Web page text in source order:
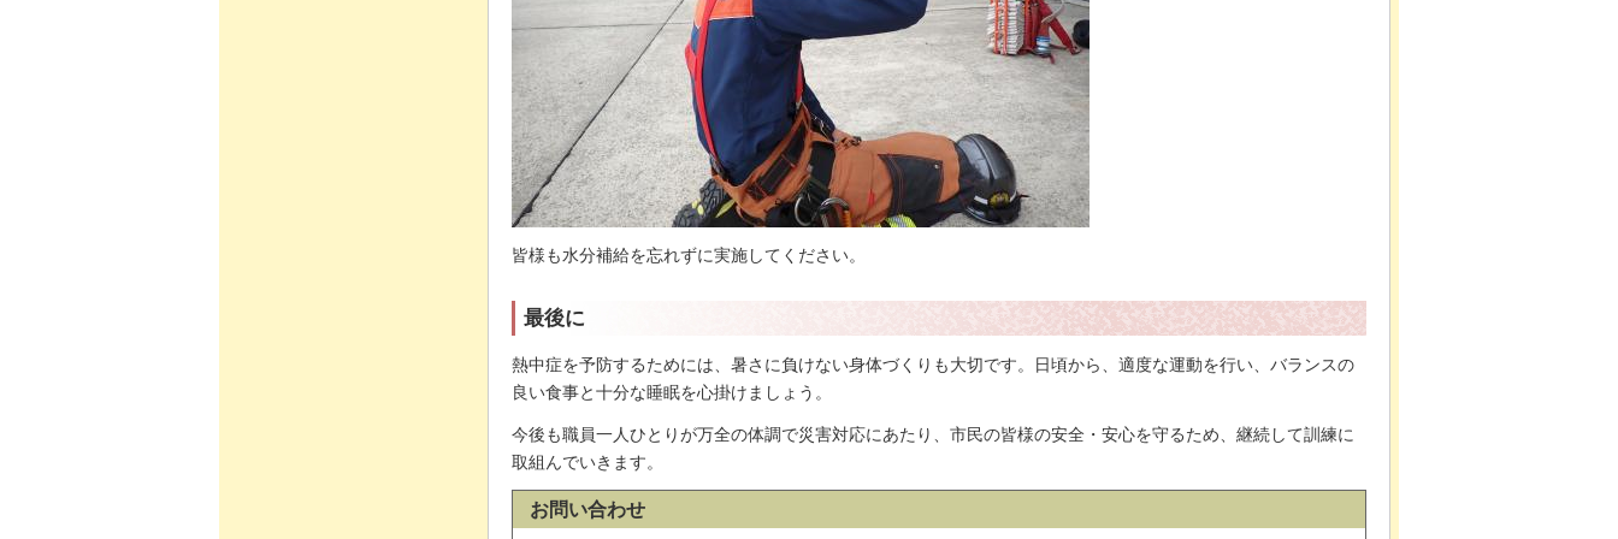
皆様も水分補給を忘れずに実施してください。
最後に
熱中症を予防するためには、暑さに負けない身体づくりも大切です。日頃から、適度な運動を行い、バランスの
良い食事と十分な睡眠を心掛けましょう。
今後も職員一人ひとりが万全の体調で災害対応にあたり、市民の皆様の安全・安心を守るため、継続して訓練に
取組んでいきます。
お問い合わせ